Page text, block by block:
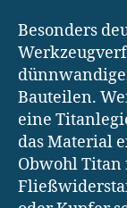
Besonders
Bauteilen.
eine
das Material
Obwohl